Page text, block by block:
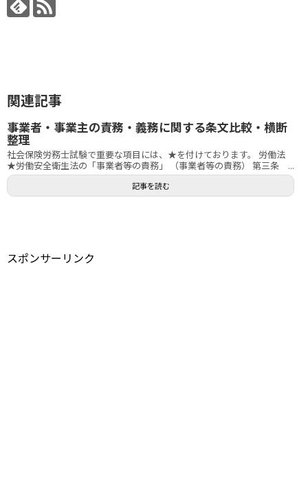
関連記事
事業者・事業主の責務・義務に関する条文比較・横断
整理
社会保険労務士試験で重要な項目には、★を付けております。 労働法
★労働安全衛生法の「事業者等の責務」 （事業者等の責務） 第三条 ...
記事を読む
スポンサーリンク